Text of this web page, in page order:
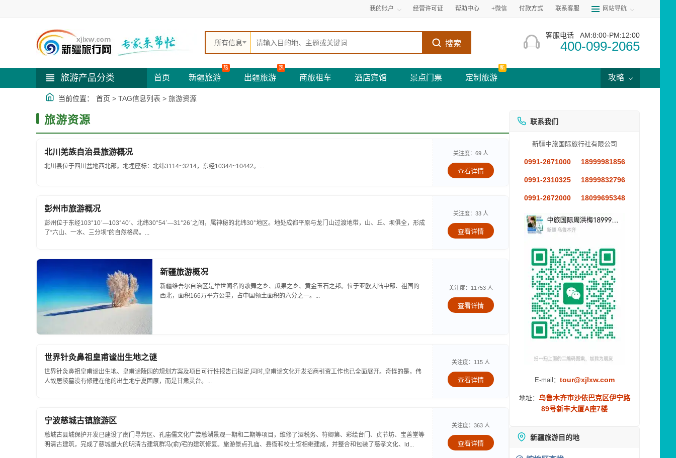
我的账户 经营许可证 帮助中心 +微信 付款方式 联系客服 网站导航
所有信息 搜索
客服电话 AM:8:00-PM:12:00
400-099-2065
旅游产品分类 首页 新疆旅游
热
出疆旅游
热
商旅租车 酒店宾馆 景点门票 定制旅游
新
攻略
当前位置： 首页 > TAG信息列表 > 旅游资源
旅游资源
北川羌族自治县旅游概况
北川县位于四川盆地西北部。地埋座标：北纬3114~3214，东经10344~10442。...
关注度：69 人
查看详情
彭州市旅游概况
彭州位于东经103°10ˊ—103°40ˊ、北纬30°54ˊ—31°26ˊ之间，属神秘的北纬30°地区。地处成都平原与龙门山过渡地带，山、丘、坝俱全，形成
了“六山、一水、三分坝”的自然格局。...
关注度：33 人
查看详情
新疆旅游概况
新疆维吾尔自治区是举世闻名的歌舞之乡、瓜果之乡、黄金玉石之邦。位于亚欧大陆中部、祖国的
西北，面积166万平方公里，占中国领土面积的六分之一。...
关注度：11753 人
查看详情
世界针灸鼻祖皇甫谧出生地之谜
世界针灸鼻祖皇甫谧出生地、皇甫谧陵园的规划方案及项目可行性报告已拟定,同时,皇甫谧文化开发招商引资工作也已全面展开。奇怪的是，伟
人故居陵墓没有修建在他的出生地宁夏固原，而是甘肃灵台。...
关注度：115 人
查看详情
宁波慈城古镇旅游区
慈城古县城保护开发已建设了南门寻芳区、孔庙儒文化广尝慈湖景观一期和二期等项目，维修了酒税务、符卿第、彩绘台门、贞节坊、宝善堂等
明清古建筑，完成了慈城最大的明清古建筑群冯(俞)宅的建筑修复。旅游景点孔庙、县衙和校士馆相继建成，并整合和包装了慈孝文化、ld...
关注度：363 人
查看详情
联系我们
新疆中旅国际旅行社有限公司
0991-2671000 18999981856
0991-2310325 18999832796
0991-2672000 18099695348
E-mail： tour@xjlxw.com
地址： 乌鲁木齐市沙依巴克区伊宁路
89号新丰大厦A座7楼
新疆旅游目的地